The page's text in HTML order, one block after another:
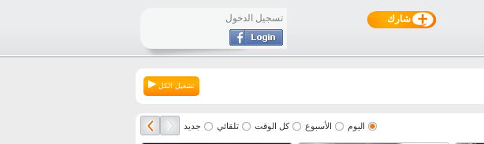
شارك تسجيل الدخول
تشغيل الكل
اليوم الأسبوع كل الوقت تلقائي جديد